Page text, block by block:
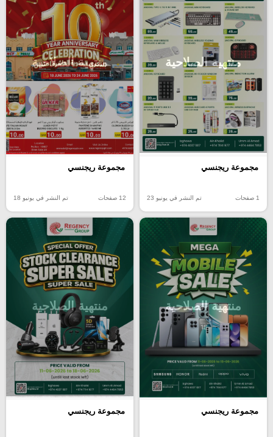
منتهية الصلاحية
مجموعة ريجنسي
1 صفحات تم النشر في يونيو 23
منتهية الصلاحية
مجموعة ريجنسي
12 صفحات تم النشر في يونيو 18
منتهية الصلاحية
مجموعة ريجنسي
منتهية الصلاحية
مجموعة ريجنسي